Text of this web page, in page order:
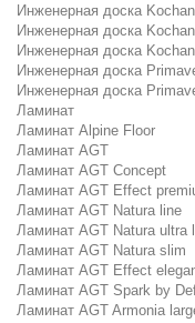
Инженерная доска
Инженерная доска
Инженерная доска
Инженерная доска
Инженерная доска
Ламинат
Ламинат Alpine Floor
Ламинат AGT
Ламинат AGT Concept
Ламинат AGT Effect
Ламинат AGT Natura line
Ламинат AGT Natura ultra
Ламинат AGT Natura slim
Ламинат AGT Effect
Ламинат AGT Spark by
Ламинат AGT Armonia